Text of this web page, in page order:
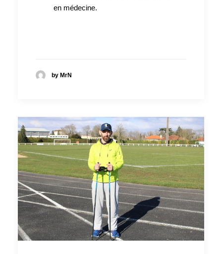
en médecine.
by MrN